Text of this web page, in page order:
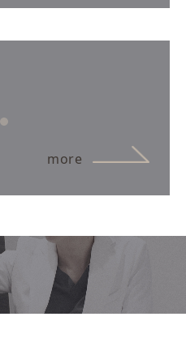
more